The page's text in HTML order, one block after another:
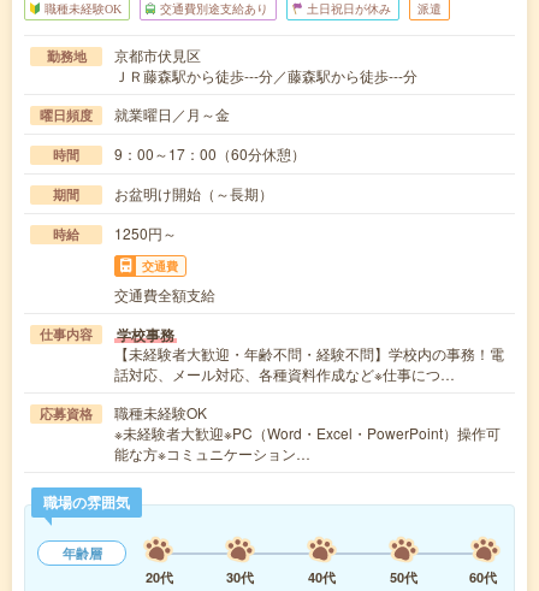
職種未経験OK 交通費別途支給あり 土日祝日が休み 派遣
勤務地
京都市伏見区
ＪＲ藤森駅から徒歩---分／藤森駅から徒歩---分
曜日頻度 就業曜日／月～金
時間 9：00～17：00（60分休憩）
期間 お盆明け開始（～長期）
時給 1250円～
交通費
交通費全額支給
仕事内容 学校事務
【未経験者大歓迎・年齢不問・経験不問】学校内の事務！電
話対応、メール対応、各種資料作成など※仕事につ…
応募資格
職種未経験OK
※未経験者大歓迎※PC（Word・Excel・PowerPoint）操作可
能な方※コミュニケーション…
職場の雰囲気
年齢層
20代
30代 40代 50代
60代